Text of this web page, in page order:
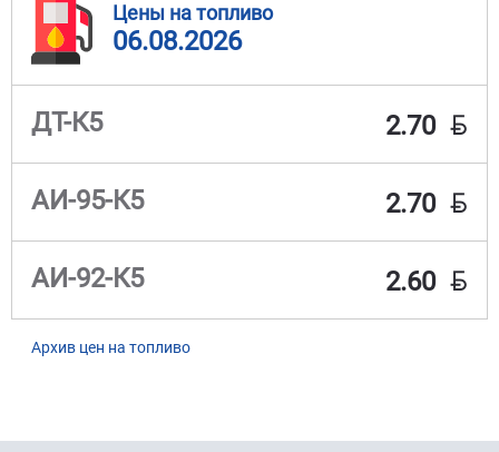
Цены на топливо
06.08.2026
ДТ-К5 2.70 BYN
АИ-95-К5 2.70 BYN
АИ-92-К5 2.60 BYN
Архив цен на топливо